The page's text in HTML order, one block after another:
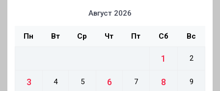
Август 2026
Пн Вт Ср Чт Пт Сб Вс
1 2
3 4 5 6 7 8 9